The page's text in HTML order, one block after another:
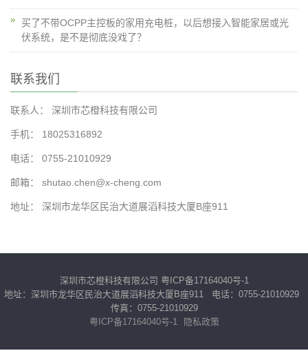
买了不带OCPP主控板的家用充电桩，以后想接入智能家居或光
伏系统，是不是彻底没戏了？
联系我们
联系人： 深圳市芯橙科技有限公司
手机： 18025316892
电话： 0755-21010929
邮箱： shutao.chen@x-cheng.com
地址： 深圳市龙华区民治大道展滔科技大厦B座911
深圳市芯橙科技有限公司 粤ICP备17164040号-1
地址：深圳市龙华区民治大道展滔科技大厦B座911 电话：0755-21010929
传真：0755-21010929
粤ICP备17164040号-1
隐私政策